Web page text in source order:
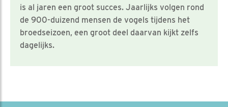
is al jaren een groot succes. Jaarlijks volgen rond
de 900-duizend mensen de vogels tijdens het
broedseizoen, een groot deel daarvan kijkt zelfs
dagelijks.